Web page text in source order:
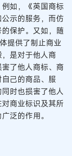
如，《英国商标
示的服务，而仿
保护。又如，随
提供了制止商业
是对于他人商
了他人商标、商
己的商品、服
时也损害了他人
商业标识及其所
泛的作用。